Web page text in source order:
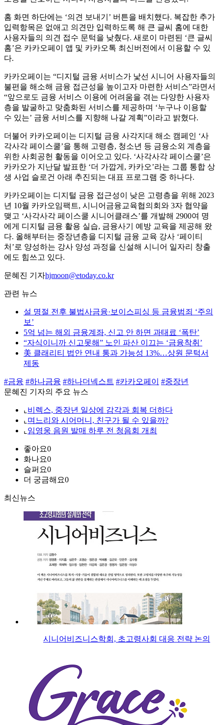
홈 화면 하단에는 ‘의견 보내기’ 버튼을 배치했다. 복잡한 추가
입력항목은 없애고 의견만 입력하도록 해 큰 글씨 홈에 대한
사용자들의 의견 접수 문턱을 낮췄다. 새로이 마련된 ‘큰 글씨
홈’은 카카오페이 앱 및 카카오톡 최신버전에서 이용할 수 있
다.
카카오페이는 “디지털 금융 서비스가 낯선 시니어 사용자들의
불편을 해소해 금융 접근성을 높이고자 마련한 서비스”라면서
“앞으로도 금융 서비스 이용에 어려움을 겪는 다양한 사용자
층을 발굴하고 맞춤화된 서비스를 제공하며 ‘누구나 이용할
수 있는’ 금융 서비스를 지향해 나갈 계획”이라고 밝혔다.
더불어 카카오페이는 디지털 금융 사각지대 해소 캠페인 ‘사
각사각 페이스쿨’을 통해 고령층, 청소년 등 금융소외 계층을
위한 사회공헌 활동을 이어오고 있다. ‘사각사각 페이스쿨’은
카카오가 지난달 발표한 ‘더 가깝게, 카카오’라는 그룹 통합 상
생 사업 슬로건 아래 추진되는 대표 프로그램 중 하나다.
카카오페이는 디지털 금융 접근성이 낮은 고령층을 위해 2023
년 10월 카카오임팩트, 시니어금융교육협의회와 3자 협약을
맺고 ‘사각사각 페이스쿨 시니어클래스’를 개발해 2900여 명
에게 디지털 금융 활용 실습, 금융사기 예방 교육을 제공해 왔
다. 올해부터는 중장년층을 디지털 금융 교육 강사 ‘페이티
처’로 양성하는 강사 양성 과정을 신설해 시니어 일자리 창출
에도 힘쓰고 있다.
문혜진 기자hjmoon@etoday.co.kr
관련 뉴스
설 명절 전후 불법사금융·보이스피싱 등 금융범죄 ‘주의
보’
5억 넘는 해외 금융계좌, 신고 안 하면 과태료 ‘폭탄’
“자식이니까 신고못해” 노인 파산 이끄는 ‘금융착취’
美 클래리티 법안 연내 통과 가능성 13%…상원 문턱서
제동
#금융 #하나금융 #하나더넥스트 #카카오페이
#중장년
문혜진 기자의 주요 뉴스
⌞ 비렉스, 중장년 일상에 감각과 회복 더하다
⌞ 며느리와 시어머니, 친구가 될 수 있을까?
⌞ 임영웅 음원 발매 하루 전 청음회 개최
좋아요0
화나요0
슬퍼요0
더 궁금해요0
최신뉴스
시니어비즈니스학회, 초고령사회 대응 전략 논의